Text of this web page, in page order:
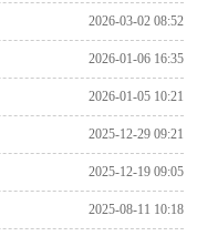
2026-03-02 08:52
2026-01-06 16:35
2026-01-05 10:21
2025-12-29 09:21
2025-12-19 09:05
2025-08-11 10:18